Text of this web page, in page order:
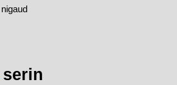
nigaud
serin